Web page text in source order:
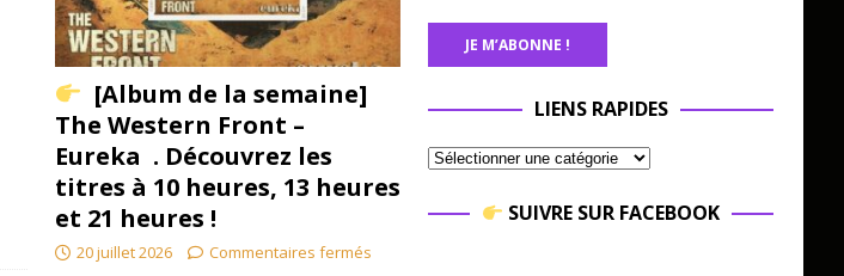
[Album de la semaine]
The Western Front –
Eureka . Découvrez les
titres à 10 heures, 13 heures
et 21 heures !
20 juillet 2026 Commentaires fermés
LIENS RAPIDES
SUIVRE SUR FACEBOOK